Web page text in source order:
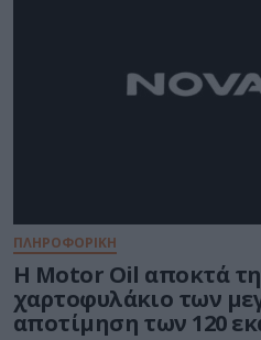
ΠΛΗΡΟΦΟΡΙΚΗ
Η Motor Oil αποκτά
χαρτοφυλάκιο των
αποτίμηση των 120